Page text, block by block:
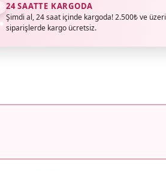
24 SAATTE KARGODA
Şimdi al, 24 saat içinde kargoda! 2.500₺ ve üzeri
siparişlerde kargo ücretsiz.